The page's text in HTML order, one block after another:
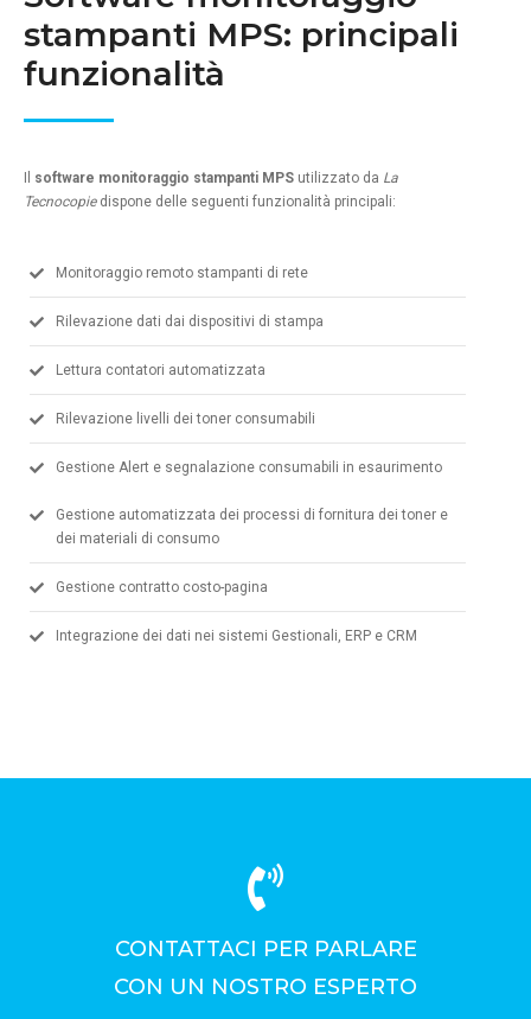
stampanti MPS: principali
funzionalità
software monitoraggio stampanti MPS utilizzato da La
Tecnocopiedispone delle seguenti funzionalità principali:
Monitoraggio remoto stampanti di rete
Rilevazione dati dai dispositivi di stampa
Lettura contatori automatizzata
Rilevazione livelli dei toner consumabili
Gestione Alert e segnalazione consumabili in esaurimento
Gestione automatizzata dei processi di fornitura dei toner e
dei materiali di consumo
Gestione contratto costo-pagina
Integrazione dei dati nei sistemi Gestionali, ERP e CRM
CONTATTACI PER PARLARE
CON UN NOSTRO ESPERTO